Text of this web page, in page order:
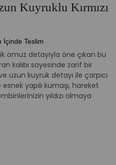
Kuyruklu Kırmızı
İçinde Teslim
omuz detayıyla öne çıkan bu
kalıbı sayesinde zarif bir
uzun kuyruk detayı ile çarpıcı
yapılı kumaşı, hareket
yıldızı olmaya